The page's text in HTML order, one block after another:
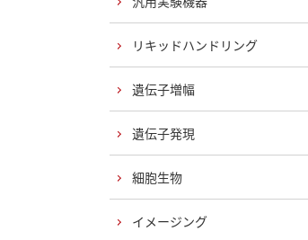
リキッドハンドリング
遺伝子増幅
遺伝子発現
細胞生物
イメージング